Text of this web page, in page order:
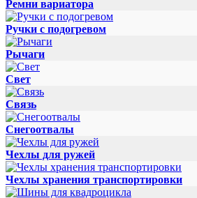
Ремни вариатора
Ручки с подогревом
Рычаги
Свет
Связь
Снегоотвалы
Чехлы для ружей
Чехлы хранения транспортировки